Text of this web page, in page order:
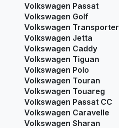
Volkswagen Passat
Volkswagen Golf
Volkswagen Transporter
Volkswagen Jetta
Volkswagen Caddy
Volkswagen Tiguan
Volkswagen Polo
Volkswagen Touran
Volkswagen Touareg
Volkswagen Passat CC
Volkswagen Caravelle
Volkswagen Sharan